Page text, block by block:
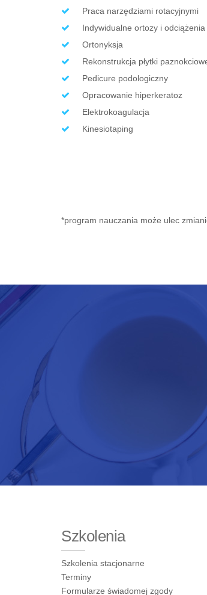
Praca narzędziami rotacyjnymi
Indywidualne ortozy i
Ortonyksja
Rekonstrukcja płytki
Pedicure podologiczny
Opracowanie hiperkeratoz
Elektrokoagulacja
Kinesiotaping
*program nauczania może ulec
Szkolenia
Szkolenia stacjonarne
Terminy
Formularze świadomej zgody